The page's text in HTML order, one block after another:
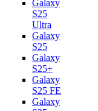
Galaxy
S25
Ultra
Galaxy
S25
Galaxy
S25+
Galaxy
S25 FE
Galaxy